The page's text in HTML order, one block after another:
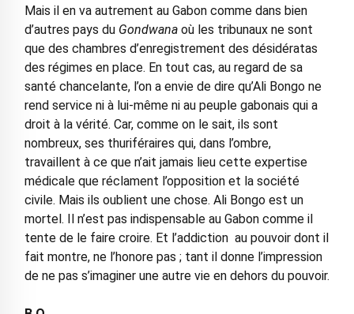
Mais il en va autrement au Gabon comme dans bien
d’autres pays du Gondwana où les tribunaux ne sont
que des chambres d’enregistrement des désidératas
des régimes en place. En tout cas, au regard de sa
santé chancelante, l’on a envie de dire qu’Ali Bongo ne
rend service ni à lui-même ni au peuple gabonais qui a
droit à la vérité. Car, comme on le sait, ils sont
nombreux, ses thuriféraires qui, dans l’ombre,
travaillent à ce que n’ait jamais lieu cette expertise
médicale que réclament l’opposition et la société
civile. Mais ils oublient une chose. Ali Bongo est un
mortel. Il n’est pas indispensable au Gabon comme il
tente de le faire croire. Et l’addiction au pouvoir dont il
fait montre, ne l’honore pas ; tant il donne l’impression
de ne pas s’imaginer une autre vie en dehors du pouvoir.